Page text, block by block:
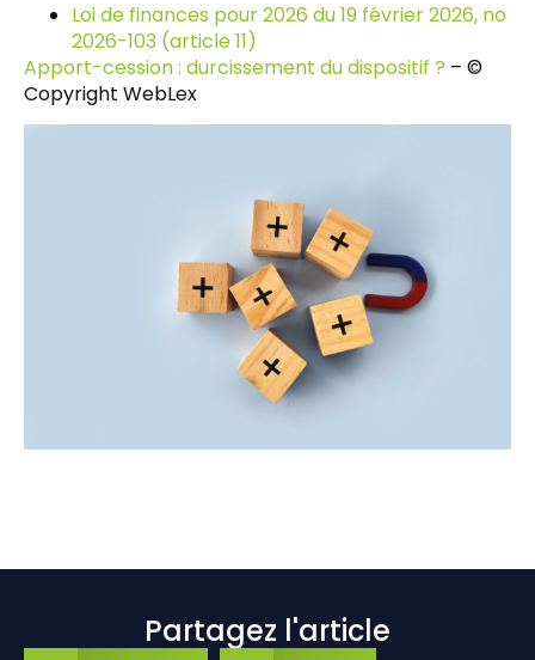
Loi de finances pour 2026 du 19 février 2026, no
2026-103 (article 11)
Apport-cession : durcissement du dispositif ? – ©
Copyright WebLex
Partagez l'article